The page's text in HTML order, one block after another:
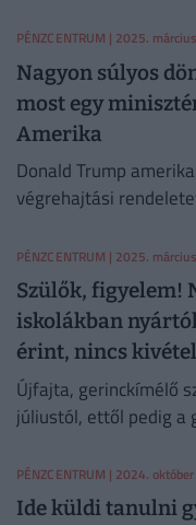
2025/26 tanévében?
PÉNZCENTRUM | 2025.
Nagyon súlyos
most egy
Amerika
Donald Trump
végrehajtási
PÉNZCENTRUM | 2025.
Szülők, figyelem!
iskolákban
érint, nincs kivétel
Újfajta, gerinckímélő
júliustól, ettől pedig a
PÉNZCENTRUM | 2024.
Ide küldi tanulni